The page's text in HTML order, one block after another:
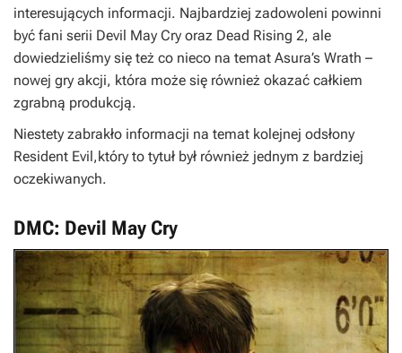
interesujących informacji. Najbardziej zadowoleni powinni
być fani serii Devil May Cry oraz Dead Rising 2, ale
dowiedzieliśmy się też co nieco na temat Asura’s Wrath –
nowej gry akcji, która może się również okazać całkiem
zgrabną produkcją.
Niestety zabrakło informacji na temat kolejnej odsłony
Resident Evil,który to tytuł był również jednym z bardziej
oczekiwanych.
DMC: Devil May Cry